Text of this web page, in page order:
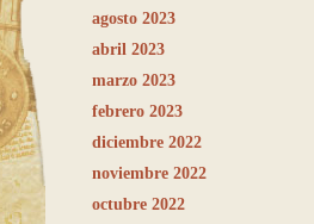
agosto 2023
abril 2023
marzo 2023
febrero 2023
diciembre 2022
noviembre 2022
octubre 2022